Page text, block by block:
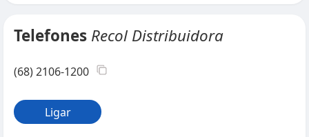
Telefones Recol Distribuidora
(68) 2106-1200
Ligar